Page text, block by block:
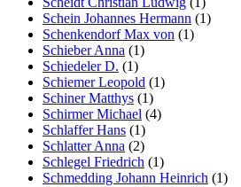
Schein Johannes Hermann (1)
Schenkendorf Max von (1)
Schieber Anna (1)
Schiedeler D. (1)
Schiemer Leopold (1)
Schiner Matthys (1)
Schirmer Michael (4)
Schlaffer Hans (1)
Schlatter Anna (2)
Schlegel Friedrich (1)
Schmedding Johann Heinrich (1)